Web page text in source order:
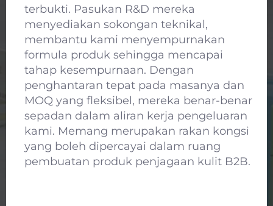
kukuh, dan sumber bahan aktifnya
berada di tahap tertinggi. Selain itu,
pasukan pemasaran mereka
membekalkan kami dengan bahan-
bahan promosi di tempat jualan (POS)
serta pelan promosi yang benar-benar
mendorong jualan. Dan berkat bekalan
mereka yang konsisten, rak-rak kedai
kami sentiasa penuh stok. Tanpa ragu,
INTE merupakan rakan kongsi runcit B2B
yang cemerlang dalam bidang